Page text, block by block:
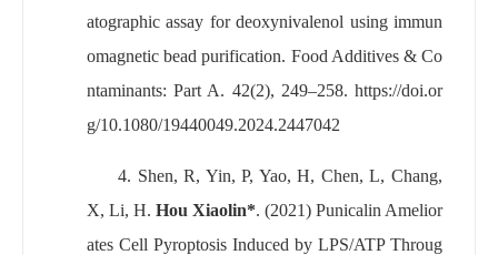
atographic assay for deoxynivalenol using immun
omagnetic bead purification. Food Additives & Co
ntaminants: Part A. 42(2), 249–258. https://doi.or
g/10.1080/19440049.2024.2447042
4. Shen, R, Yin, P, Yao, H, Chen, L, Chang,
X, Li, H. Hou Xiaolin*. (2021) Punicalin Amelior
ates Cell Pyroptosis Induced by LPS/ATP Throug